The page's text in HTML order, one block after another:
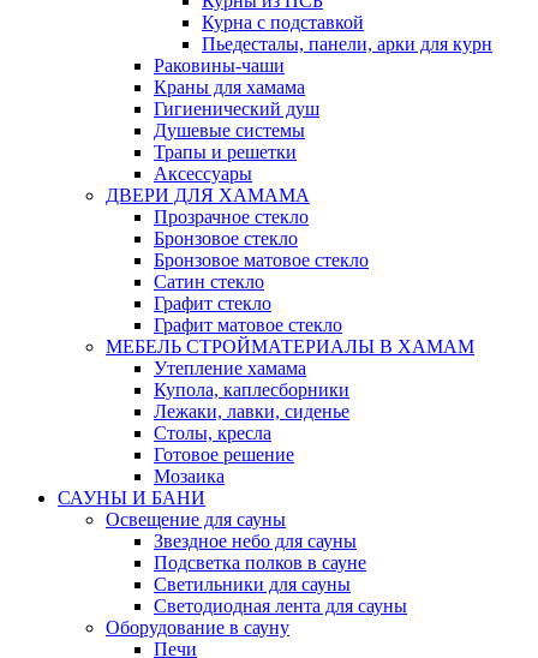
Курна с подставкой
Пьедесталы, панели, арки для курн
Раковины-чаши
Краны для хамама
Гигиенический душ
Душевые системы
Трапы и решетки
Аксессуары
ДВЕРИ ДЛЯ ХАМАМА
Прозрачное стекло
Бронзовое стекло
Бронзовое матовое стекло
Сатин стекло
Графит стекло
Графит матовое стекло
МЕБЕЛЬ СТРОЙМАТЕРИАЛЫ В ХАМАМ
Утепление хамама
Купола, каплесборники
Лежаки, лавки, сиденье
Столы, кресла
Готовое решение
Мозаика
САУНЫ И БАНИ
Освещение для сауны
Звездное небо для сауны
Подсветка полков в сауне
Светильники для сауны
Светодиодная лента для сауны
Оборудование в сауну
Печи